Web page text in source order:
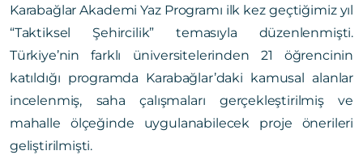
Karabağlar Akademi Yaz Programı ilk kez geçtiğimiz yıl
“Taktiksel Şehircilik” temasıyla düzenlenmişti.
Türkiye’nin farklı üniversitelerinden 21 öğrencinin
katıldığı programda Karabağlar’daki kamusal alanlar
incelenmiş, saha çalışmaları gerçekleştirilmiş ve
mahalle ölçeğinde uygulanabilecek proje önerileri
geliştirilmişti.